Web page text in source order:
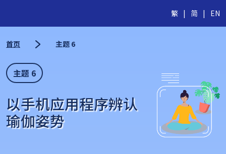
繁 | 简 | EN
首页 主题 6
主题 6
以手机应用程序辨认
瑜伽姿势